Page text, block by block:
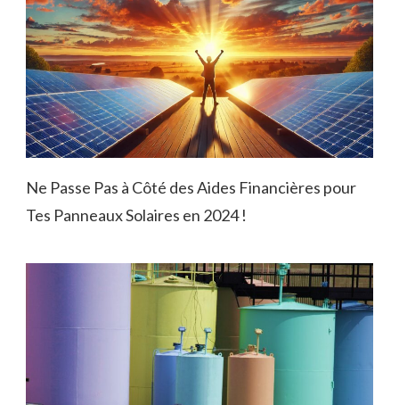
Ne Passe Pas à Côté des Aides Financières pour
Tes Panneaux Solaires en 2024 !